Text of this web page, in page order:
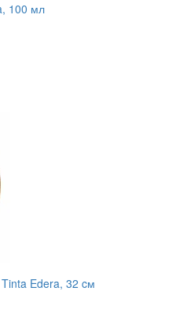
100 мл
Edera, 32 cм